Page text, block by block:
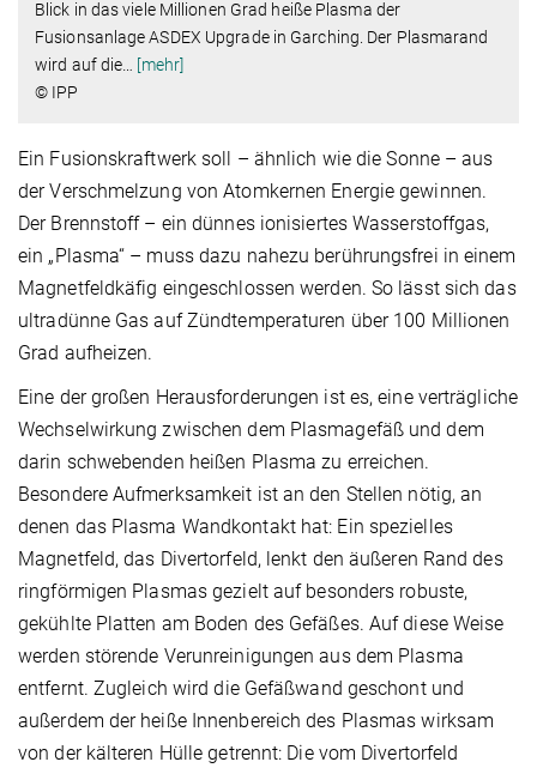
Blick in das viele Millionen Grad heiße Plasma der
Fusionsanlage ASDEX Upgrade in Garching. Der Plasmarand
wird auf die
[mehr]
© IPP
Ein Fusionskraftwerk soll – ähnlich wie die Sonne – aus
der Verschmelzung von Atomkernen Energie gewinnen.
Der Brennstoff – ein dünnes ionisiertes Wasserstoffgas,
ein „Plasma“ – muss dazu nahezu berührungsfrei in einem
Magnetfeldkäfig eingeschlossen werden. So lässt sich das
ultradünne Gas auf Zündtemperaturen über 100 Millionen
Grad aufheizen.
Eine der großen Herausforderungen ist es, eine verträgliche
Wechselwirkung zwischen dem Plasmagefäß und dem
darin schwebenden heißen Plasma zu erreichen.
Besondere Aufmerksamkeit ist an den Stellen nötig, an
denen das Plasma Wandkontakt hat: Ein spezielles
Magnetfeld, das Divertorfeld, lenkt den äußeren Rand des
ringförmigen Plasmas gezielt auf besonders robuste,
gekühlte Platten am Boden des Gefäßes. Auf diese Weise
werden störende Verunreinigungen aus dem Plasma
entfernt. Zugleich wird die Gefäßwand geschont und
außerdem der heiße Innenbereich des Plasmas wirksam
von der kälteren Hülle getrennt: Die vom Divertorfeld